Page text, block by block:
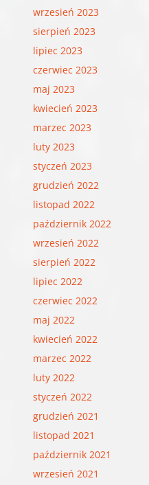
wrzesień 2023
sierpień 2023
lipiec 2023
czerwiec 2023
maj 2023
kwiecień 2023
marzec 2023
luty 2023
styczeń 2023
grudzień 2022
listopad 2022
październik 2022
wrzesień 2022
sierpień 2022
lipiec 2022
czerwiec 2022
maj 2022
kwiecień 2022
marzec 2022
luty 2022
styczeń 2022
grudzień 2021
listopad 2021
październik 2021
wrzesień 2021